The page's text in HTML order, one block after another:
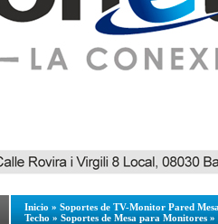
Inicio » Soportes de TV-Monitor Pared
Techo » Soportes de Mesa para Monitores »